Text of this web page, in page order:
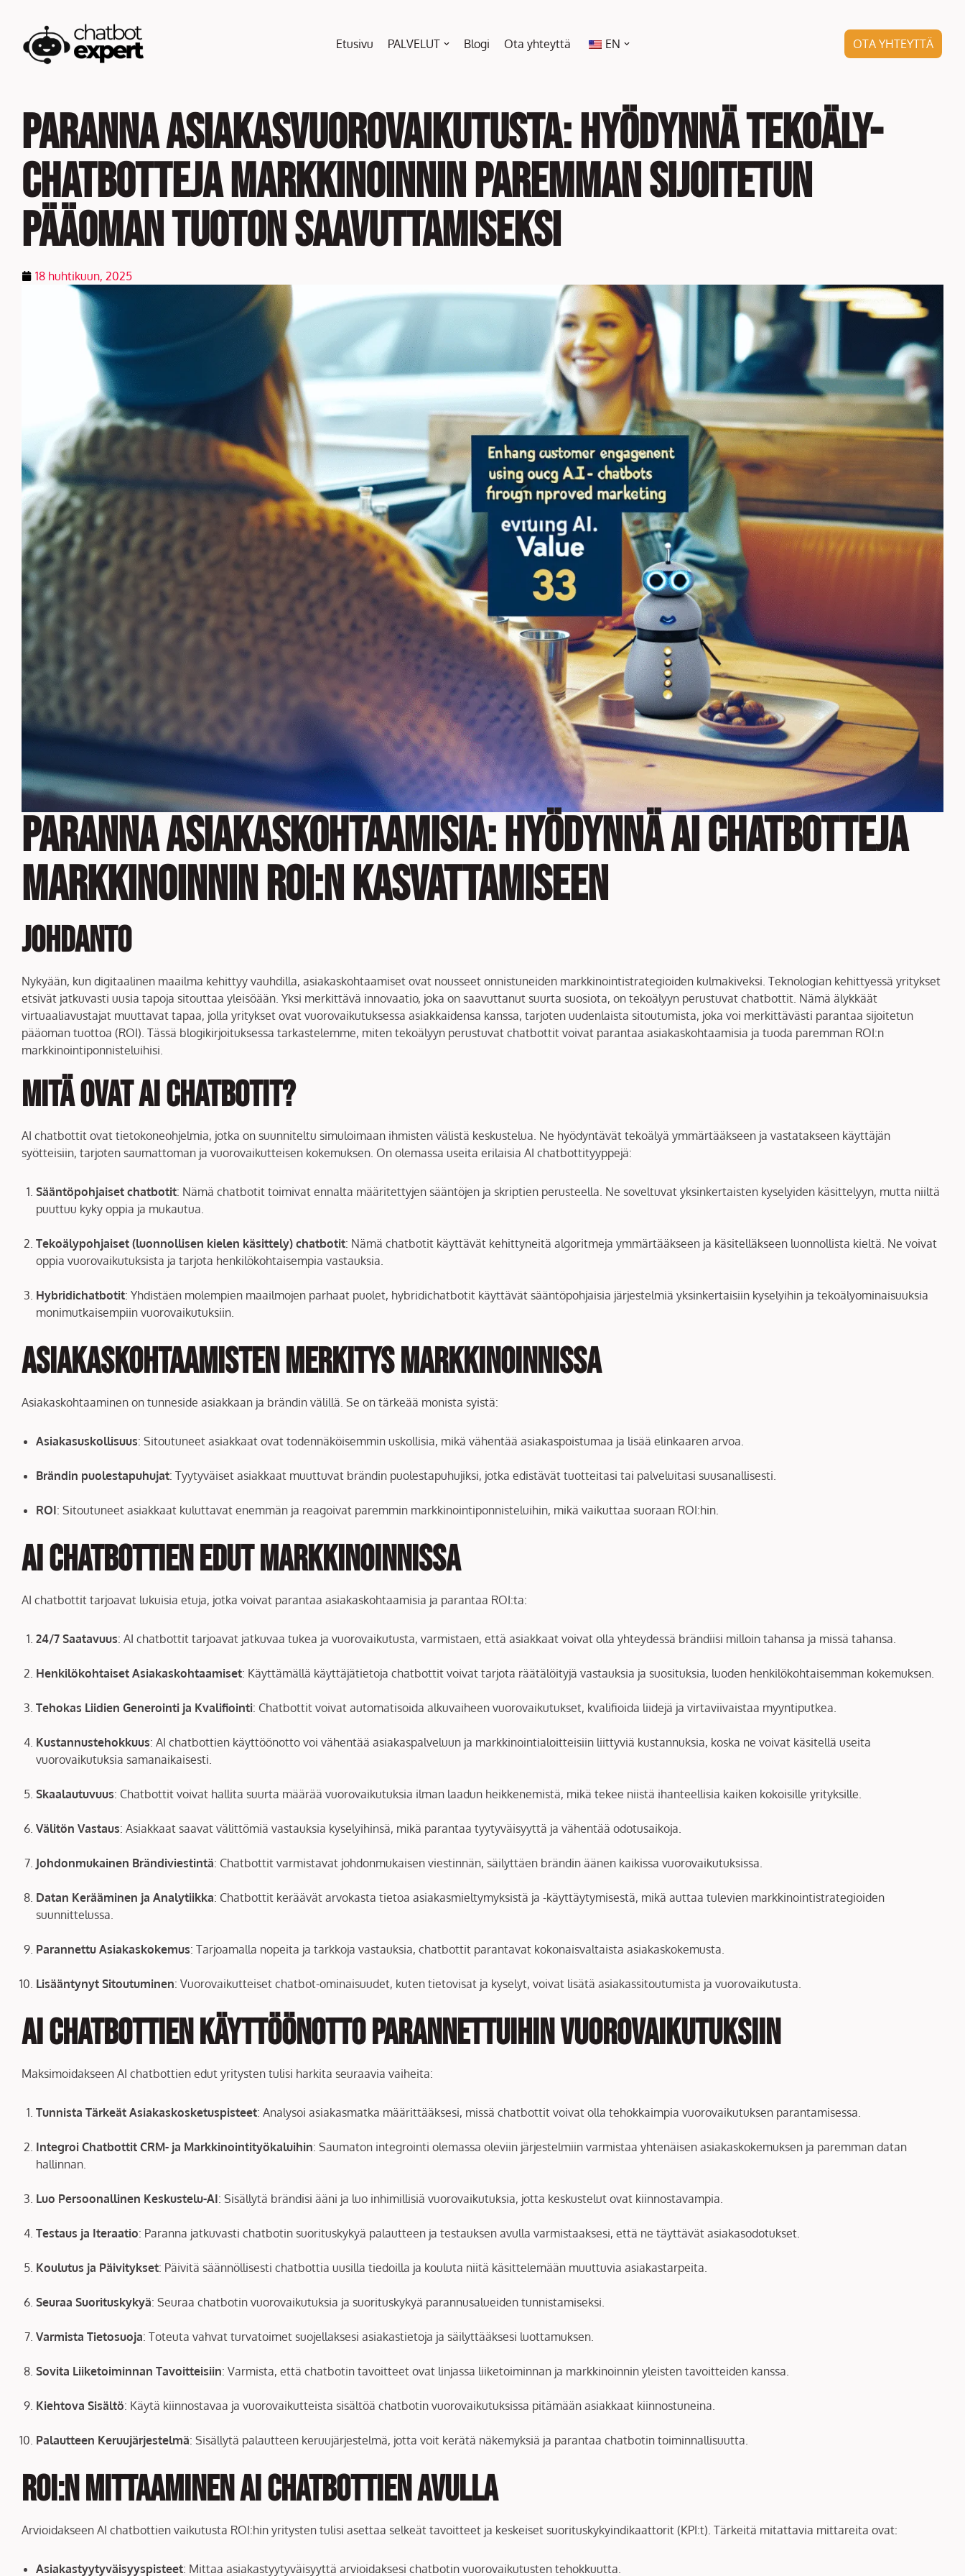
Skip
Etusivu PALVELUT Blogi Ota yhteyttä EN OTA YHTEYTTÄ
Paranna asiakasvuorovaikutusta: Hyödynnä tekoäly-
chatbotteja markkinoinnin paremman sijoitetun
pääoman tuoton saavuttamiseksi
18 huhtikuun, 2025
Paranna Asiakaskohtaamisia: Hyödynnä AI Chatbotteja
Markkinoinnin ROI:n Kasvattamiseen
Johdanto
Nykyään, kun digitaalinen maailma kehittyy vauhdilla, asiakaskohtaamiset ovat nousseet onnistuneiden markkinointistrategioiden kulmakiveksi. Teknologian kehittyessä yritykset
etsivät jatkuvasti uusia tapoja sitouttaa yleisöään. Yksi merkittävä innovaatio, joka on saavuttanut suurta suosiota, on tekoälyyn perustuvat chatbottit. Nämä älykkäät
virtuaaliavustajat muuttavat tapaa, jolla yritykset ovat vuorovaikutuksessa asiakkaidensa kanssa, tarjoten uudenlaista sitoutumista, joka voi merkittävästi parantaa sijoitetun
pääoman tuottoa (ROI). Tässä blogikirjoituksessa tarkastelemme, miten tekoälyyn perustuvat chatbottit voivat parantaa asiakaskohtaamisia ja tuoda paremman ROI:n
markkinointiponnisteluihisi.
Mitä ovat AI Chatbotit?
AI chatbottit ovat tietokoneohjelmia, jotka on suunniteltu simuloimaan ihmisten välistä keskustelua. Ne hyödyntävät tekoälyä ymmärtääkseen ja vastatakseen käyttäjän
syötteisiin, tarjoten saumattoman ja vuorovaikutteisen kokemuksen. On olemassa useita erilaisia AI chatbottityyppejä:
Sääntöpohjaiset chatbotit: Nämä chatbotit toimivat ennalta määritettyjen sääntöjen ja skriptien perusteella. Ne soveltuvat yksinkertaisten kyselyiden käsittelyyn, mutta niiltä
puuttuu kyky oppia ja mukautua.
Tekoälypohjaiset (luonnollisen kielen käsittely) chatbotit: Nämä chatbotit käyttävät kehittyneitä algoritmeja ymmärtääkseen ja käsitelläkseen luonnollista kieltä. Ne voivat
oppia vuorovaikutuksista ja tarjota henkilökohtaisempia vastauksia.
Hybridichatbotit: Yhdistäen molempien maailmojen parhaat puolet, hybridichatbotit käyttävät sääntöpohjaisia järjestelmiä yksinkertaisiin kyselyihin ja tekoälyominaisuuksia
monimutkaisempiin vuorovaikutuksiin.
Asiakaskohtaamisten Merkitys Markkinoinnissa
Asiakaskohtaaminen on tunneside asiakkaan ja brändin välillä. Se on tärkeää monista syistä:
Asiakasuskollisuus: Sitoutuneet asiakkaat ovat todennäköisemmin uskollisia, mikä vähentää asiakaspoistumaa ja lisää elinkaaren arvoa.
Brändin puolestapuhujat: Tyytyväiset asiakkaat muuttuvat brändin puolestapuhujiksi, jotka edistävät tuotteitasi tai palveluitasi suusanallisesti.
ROI: Sitoutuneet asiakkaat kuluttavat enemmän ja reagoivat paremmin markkinointiponnisteluihin, mikä vaikuttaa suoraan ROI:hin.
AI Chatbottien Edut Markkinoinnissa
AI chatbottit tarjoavat lukuisia etuja, jotka voivat parantaa asiakaskohtaamisia ja parantaa ROI:ta:
24/7 Saatavuus: AI chatbottit tarjoavat jatkuvaa tukea ja vuorovaikutusta, varmistaen, että asiakkaat voivat olla yhteydessä brändiisi milloin tahansa ja missä tahansa.
Henkilökohtaiset Asiakaskohtaamiset: Käyttämällä käyttäjätietoja chatbottit voivat tarjota räätälöityjä vastauksia ja suosituksia, luoden henkilökohtaisemman kokemuksen.
Tehokas Liidien Generointi ja Kvalifiointi: Chatbottit voivat automatisoida alkuvaiheen vuorovaikutukset, kvalifioida liidejä ja virtaviivaistaa myyntiputkea.
Kustannustehokkuus: AI chatbottien käyttöönotto voi vähentää asiakaspalveluun ja markkinointialoitteisiin liittyviä kustannuksia, koska ne voivat käsitellä useita
vuorovaikutuksia samanaikaisesti.
Skaalautuvuus: Chatbottit voivat hallita suurta määrää vuorovaikutuksia ilman laadun heikkenemistä, mikä tekee niistä ihanteellisia kaiken kokoisille yrityksille.
Välitön Vastaus: Asiakkaat saavat välittömiä vastauksia kyselyihinsä, mikä parantaa tyytyväisyyttä ja vähentää odotusaikoja.
Johdonmukainen Brändiviestintä: Chatbottit varmistavat johdonmukaisen viestinnän, säilyttäen brändin äänen kaikissa vuorovaikutuksissa.
Datan Kerääminen ja Analytiikka: Chatbottit keräävät arvokasta tietoa asiakasmieltymyksistä ja -käyttäytymisestä, mikä auttaa tulevien markkinointistrategioiden
suunnittelussa.
Parannettu Asiakaskokemus: Tarjoamalla nopeita ja tarkkoja vastauksia, chatbottit parantavat kokonaisvaltaista asiakaskokemusta.
Lisääntynyt Sitoutuminen: Vuorovaikutteiset chatbot-ominaisuudet, kuten tietovisat ja kyselyt, voivat lisätä asiakassitoutumista ja vuorovaikutusta.
AI Chatbottien Käyttöönotto Parannettuihin Vuorovaikutuksiin
Maksimoidakseen AI chatbottien edut yritysten tulisi harkita seuraavia vaiheita:
Tunnista Tärkeät Asiakaskosketuspisteet: Analysoi asiakasmatka määrittääksesi, missä chatbottit voivat olla tehokkaimpia vuorovaikutuksen parantamisessa.
Integroi Chatbottit CRM- ja Markkinointityökaluihin: Saumaton integrointi olemassa oleviin järjestelmiin varmistaa yhtenäisen asiakaskokemuksen ja paremman datan
hallinnan.
Luo Persoonallinen Keskustelu-AI: Sisällytä brändisi ääni ja luo inhimillisiä vuorovaikutuksia, jotta keskustelut ovat kiinnostavampia.
Testaus ja Iteraatio: Paranna jatkuvasti chatbotin suorituskykyä palautteen ja testauksen avulla varmistaaksesi, että ne täyttävät asiakasodotukset.
Koulutus ja Päivitykset: Päivitä säännöllisesti chatbottia uusilla tiedoilla ja kouluta niitä käsittelemään muuttuvia asiakastarpeita.
Seuraa Suorituskykyä: Seuraa chatbotin vuorovaikutuksia ja suorituskykyä parannusalueiden tunnistamiseksi.
Varmista Tietosuoja: Toteuta vahvat turvatoimet suojellaksesi asiakastietoja ja säilyttääksesi luottamuksen.
Sovita Liiketoiminnan Tavoitteisiin: Varmista, että chatbotin tavoitteet ovat linjassa liiketoiminnan ja markkinoinnin yleisten tavoitteiden kanssa.
Kiehtova Sisältö: Käytä kiinnostavaa ja vuorovaikutteista sisältöä chatbotin vuorovaikutuksissa pitämään asiakkaat kiinnostuneina.
Palautteen Keruujärjestelmä: Sisällytä palautteen keruujärjestelmä, jotta voit kerätä näkemyksiä ja parantaa chatbotin toiminnallisuutta.
ROI:n Mittaaminen AI Chatbottien Avulla
Arvioidakseen AI chatbottien vaikutusta ROI:hin yritysten tulisi asettaa selkeät tavoitteet ja keskeiset suorituskykyindikaattorit (KPI:t). Tärkeitä mitattavia mittareita ovat:
Asiakastyytyväisyyspisteet: Mittaa asiakastyytyväisyyttä arvioidaksesi chatbotin vuorovaikutusten tehokkuutta.